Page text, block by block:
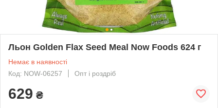
Льон Golden Flax Seed Meal Now Foods 624 г
Немає в наявності
Код: NOW-06257
Опт і роздріб
629 ₴